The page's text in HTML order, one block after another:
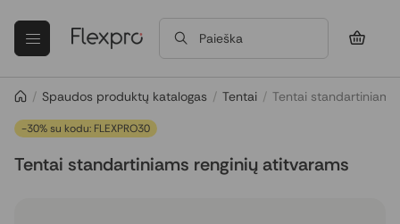
Paieška
/ Spaudos produktų katalogas / Tentai / Tentai
-30% su kodu: FLEXPRO30
Tentai standartiniams renginių atitvarams